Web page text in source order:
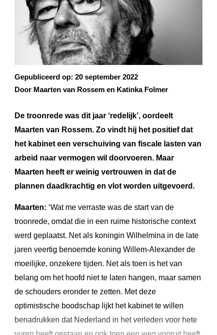
Gepubliceerd op: 20 september 2022
Door Maarten van Rossem en Katinka Folmer
De troonrede was dit jaar ‘redelijk’, oordeelt
Maarten van Rossem. Zo vindt hij het positief dat
het kabinet een verschuiving van fiscale lasten van
arbeid naar vermogen wil doorvoeren. Maar
Maarten heeft er weinig vertrouwen in dat de
plannen daadkrachtig en vlot worden uitgevoerd.
Maarten: ‘Wat me verraste was de start van de
troonrede, omdat die in een ruime historische context
werd geplaatst. Net als koningin Wilhelmina in de late
jaren veertig benoemde koning Willem-Alexander de
moeilijke, onzekere tijden. Net als toen is het van
belang om het hoofd niet te laten hangen, maar samen
de schouders eronder te zetten. Met deze
optimistische boodschap lijkt het kabinet te willen
benadrukken dat Nederland in het verleden voor hete